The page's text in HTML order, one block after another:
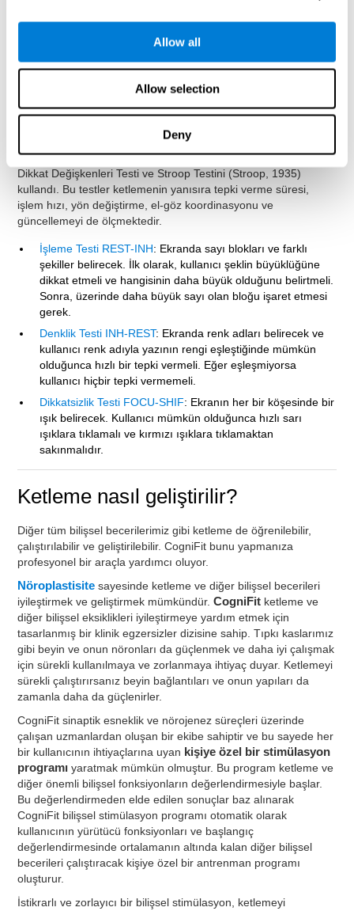
Allow all
Allow selection
Deny
değerlendirmekbirçok farklı ortam için faydalı olabilir.
: Çocuğun dikkati dağılır mı ya da davranış
Hastanın intihar eğilimi ya da yüksek intihar riskine yol
açabilecek zayıf ketleme becerisi var mı bilmek için.
tehlikeli araçlarla meşgul meslekler kazalardan sakınmak için
mükemmel ketleme becerisi gerektirir.
CogniFit ekibi ketlemeyi değerlendirmek için referans olarak
Dikkat Değişkenleri Testi ve Stroop Testini (Stroop, 1935)
kullandı. Bu testler ketlemenin yanısıra tepki verme süresi,
işlem hızı, yön değiştirme, el-göz koordinasyonu ve
güncellemeyi de ölçmektedir.
İşleme Testi REST-INH: Ekranda sayı blokları ve farklı
şekiller belirecek. İlk olarak, kullanıcı şeklin büyüklüğüne
dikkat etmeli ve hangisinin daha büyük olduğunu belirtmeli.
Sonra, üzerinde daha büyük sayı olan bloğu işaret etmesi
gerek.
Denklik Testi INH-REST: Ekranda renk adları belirecek ve
kullanıcı renk adıyla yazının rengi eşleştiğinde mümkün
olduğunca hızlı bir tepki vermeli. Eğer eşleşmiyorsa
kullanıcı hiçbir tepki vermemeli.
Dikkatsizlik Testi FOCU-SHIF: Ekranın her bir köşesinde bir
ışık belirecek. Kullanıcı mümkün olduğunca hızlı sarı
ışıklara tıklamalı ve kırmızı ışıklara tıklamaktan
sakınmalıdır.
Ketleme nasıl geliştirilir?
Diğer tüm bilişsel becerilerimiz gibi ketleme de öğrenilebilir,
çalıştırılabilir ve geliştirilebilir. CogniFit bunu yapmanıza
profesyonel bir araçla yardımcı oluyor.
Nöroplastisite sayesinde ketleme ve diğer bilişsel becerileri
iyileştirmek ve geliştirmek mümkündür.CogniFit ketleme ve
diğer bilişsel eksiklikleri iyileştirmeye yardım etmek için
tasarlanmış bir klinik egzersizler dizisine sahip. Tıpkı kaslarımız
gibi beyin ve onun nöronları da güçlenmek ve daha iyi çalışmak
için sürekli kullanılmaya ve zorlanmaya ihtiyaç duyar. Ketlemeyi
sürekli çalıştırırsanız beyin bağlantıları ve onun yapıları da
zamanla daha da güçlenirler.
CogniFit sinaptik esneklik ve nörojenez süreçleri üzerinde
çalışan uzmanlardan oluşan bir ekibe sahiptir ve bu sayede her
bir kullanıcının ihtiyaçlarına uyan kişiye özel bir stimülasyon
programı yaratmak mümkün olmuştur. Bu program ketleme ve
diğer önemli bilişsel fonksiyonların değerlendirmesiyle başlar.
Bu değerlendirmeden elde edilen sonuçlar baz alınarak
CogniFit bilişsel stimülasyon programı otomatik olarak
kullanıcının yürütücü fonksiyonları ve başlangıç
değerlendirmesinde ortalamanın altında kalan diğer bilişsel
becerileri çalıştıracak kişiye özel bir antrenman programı
oluşturur.
İstikrarlı ve zorlayıcı bir bilişsel stimülasyon, ketlemeyi